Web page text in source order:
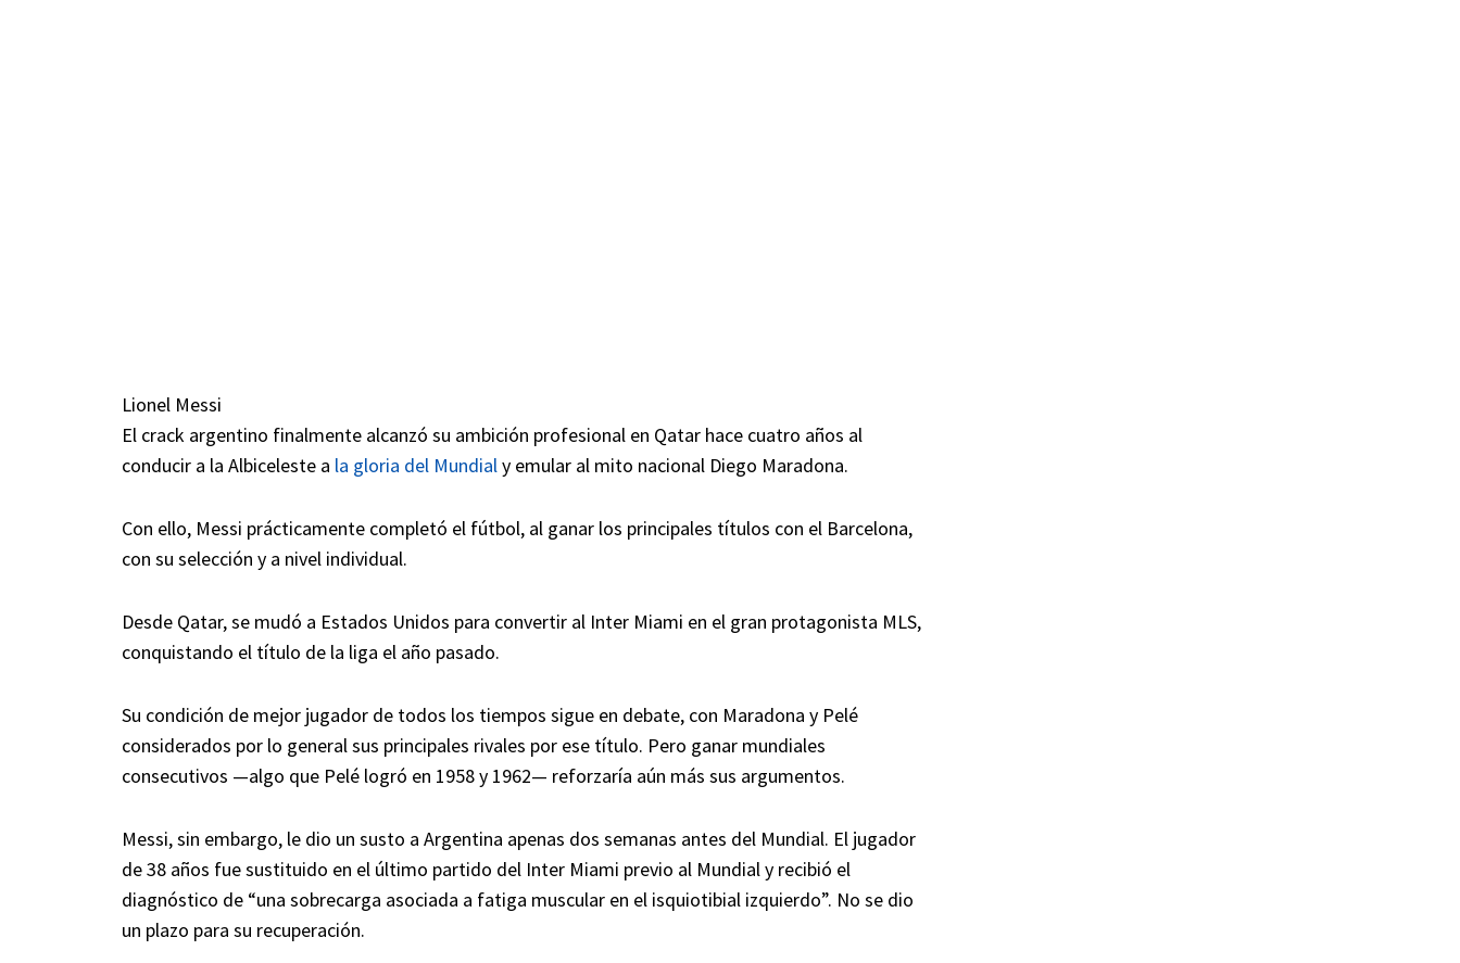
Lionel Messi
El crack argentino finalmente alcanzó su ambición profesional en Qatar hace cuatro años al
conducir a la Albiceleste a la gloria del Mundialy emular al mito nacional Diego Maradona.
Con ello, Messi prácticamente completó el fútbol, al ganar los principales títulos con el Barcelona,
con su selección y a nivel individual.
Desde Qatar, se mudó a Estados Unidos para convertir al Inter Miami en el gran protagonista MLS,
conquistando el título de la liga el año pasado.
Su condición de mejor jugador de todos los tiempos sigue en debate, con Maradona y Pelé
considerados por lo general sus principales rivales por ese título. Pero ganar mundiales
consecutivos —algo que Pelé logró en 1958 y 1962— reforzaría aún más sus argumentos.
Messi, sin embargo, le dio un susto a Argentina apenas dos semanas antes del Mundial. El jugador
de 38 años fue sustituido en el último partido del Inter Miami previo al Mundial y recibió el
diagnóstico de “una sobrecarga asociada a fatiga muscular en el isquiotibial izquierdo”. No se dio
un plazo para su recuperación.